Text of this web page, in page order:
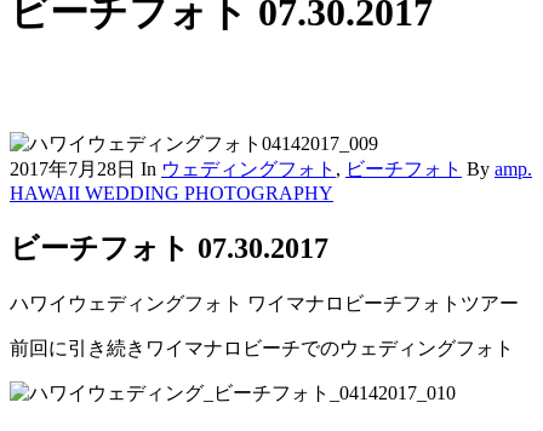
ビーチフォト 07.30.2017
2017年7月28日 In ウェディングフォト , ビーチフォト By amp.
HAWAII WEDDING PHOTOGRAPHY
ビーチフォト 07.30.2017
ハワイウェディングフォト ワイマナロビーチフォトツアー
前回に引き続きワイマナロビーチでのウェディングフォト